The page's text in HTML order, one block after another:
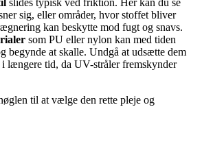
slides typisk ved friktion. Her kan du se
sig, eller områder, hvor stoffet bliver
kan beskytte mod fugt og snavs.
som PU eller nylon kan med tiden
begynde at skalle. Undgå at udsætte dem
længere tid, da UV-stråler fremskynder
til at vælge den rette pleje og